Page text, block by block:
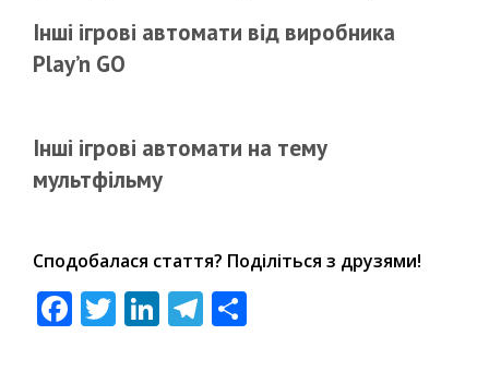
Інші ігрові автомати від виробника
Play’n GO
Інші ігрові автомати на тему
мультфільму
Сподобалася стаття? Поділіться з друзями!
Facebook
Twitter
LinkedIn
Telegram